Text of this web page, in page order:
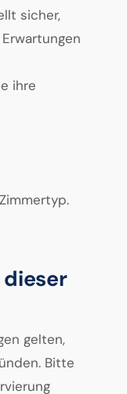
sicher,
ihre
gelten,
Bitte